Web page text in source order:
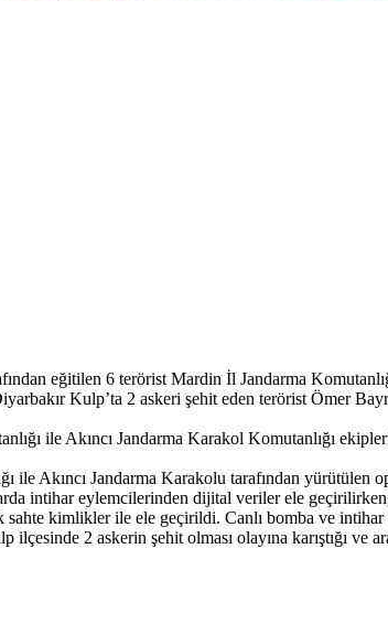
eğitilen 6 terörist Mardin İl Jandarma
Kulp’ta 2 askeri şehit eden terörist Ömer
ile Akıncı Jandarma Karakol Komutanlığı
ile Akıncı Jandarma Karakolu tarafından
intihar eylemcilerinden dijital veriler ele
kimlikler ile ele geçirildi. Canlı bomba ve
2 askerin şehit olması olayına karıştığı ve